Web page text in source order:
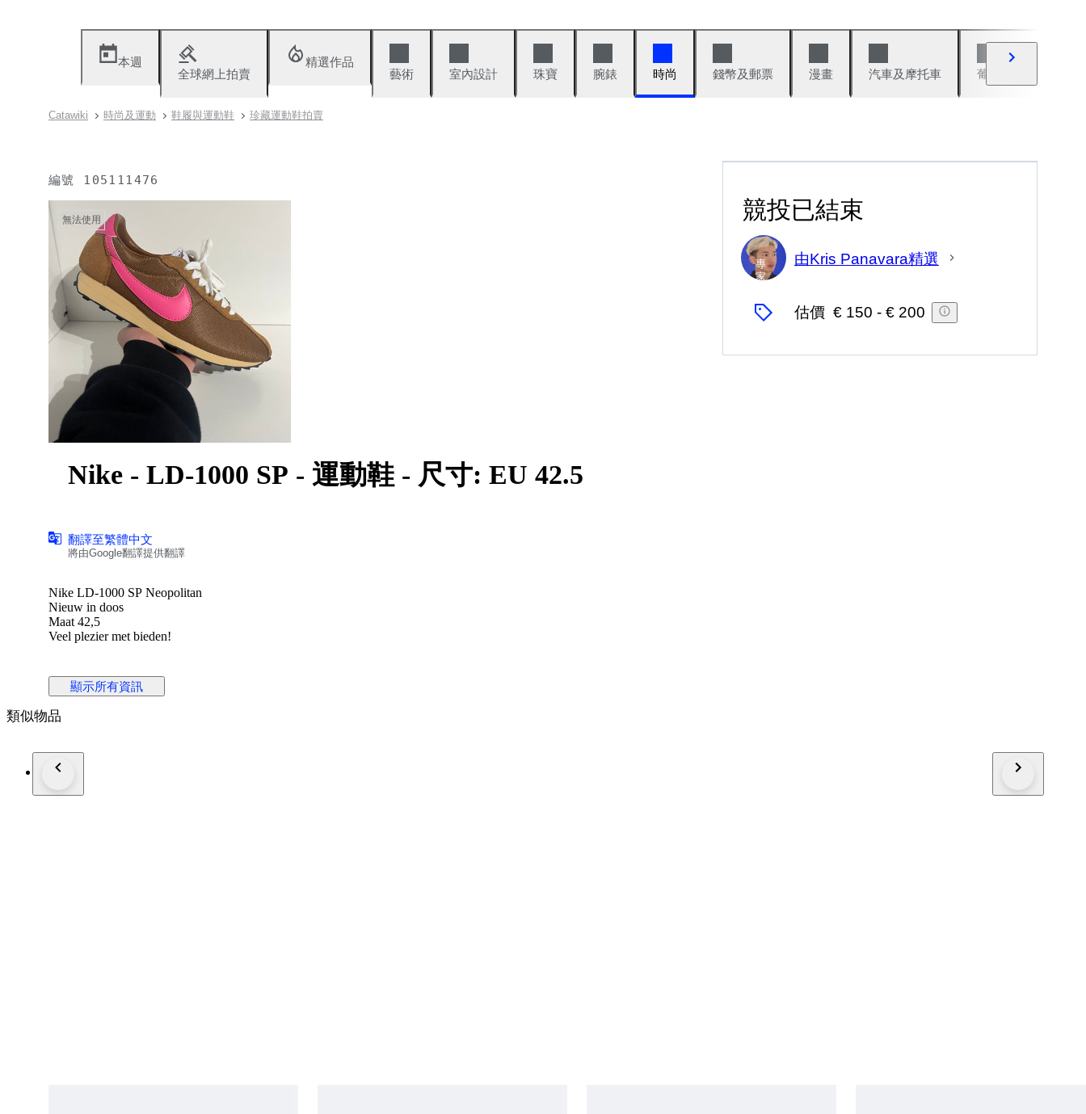
本週
全球網上拍賣
精選作品
藝術
室內設計 珠寶 腕錶 時尚 錢幣及郵票 漫畫 汽車及摩托車 葡萄酒與烈酒
Catawiki 時尚及運動 鞋履與運動鞋 珍藏運動鞋拍賣
編號 105111476
無法使用
Nike - LD-1000 SP - 運動鞋 - 尺寸: EU 42.5
翻譯至繁體中文
將由Google翻譯提供翻譯
Nike LD-1000 SP Neopolitan
Nieuw in doos
Maat 42,5
Veel plezier met bieden!
顯示所有資訊
競投已結束
專
家
由Kris Panavara精選
估價 € 150 - € 200
類似物品